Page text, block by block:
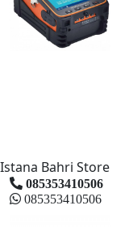
Istana Bahri Store
085353410506
085353410506